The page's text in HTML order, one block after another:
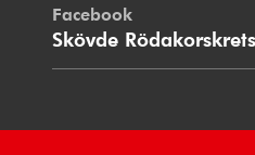
Facebook
Skövde Rödakorskrets